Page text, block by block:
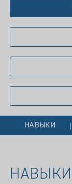
НАВЫКИ
НАВЫКИ